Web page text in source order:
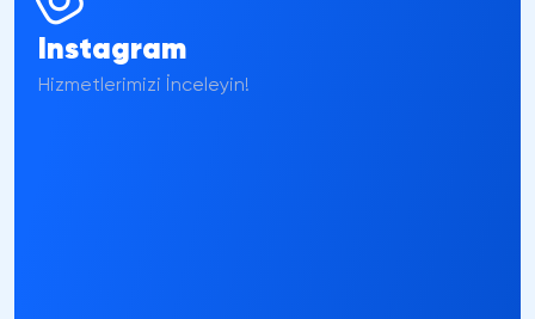
Instagram
Hizmetlerimizi İnceleyin!